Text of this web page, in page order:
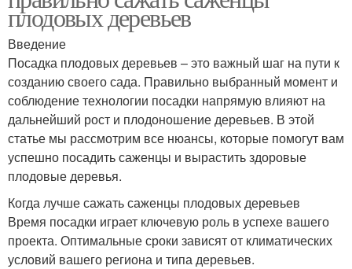
плодовых деревьев
Введение
Посадка плодовых деревьев – это важный шаг на пути к
созданию своего сада. Правильно выбранный момент и
соблюдение технологии посадки напрямую влияют на
дальнейший рост и плодоношение деревьев. В этой
статье мы рассмотрим все нюансы, которые помогут вам
успешно посадить саженцы и вырастить здоровые
плодовые деревья.
Когда лучше сажать саженцы плодовых деревьев
Время посадки играет ключевую роль в успехе вашего
проекта. Оптимальные сроки зависят от климатических
условий вашего региона и типа деревьев.